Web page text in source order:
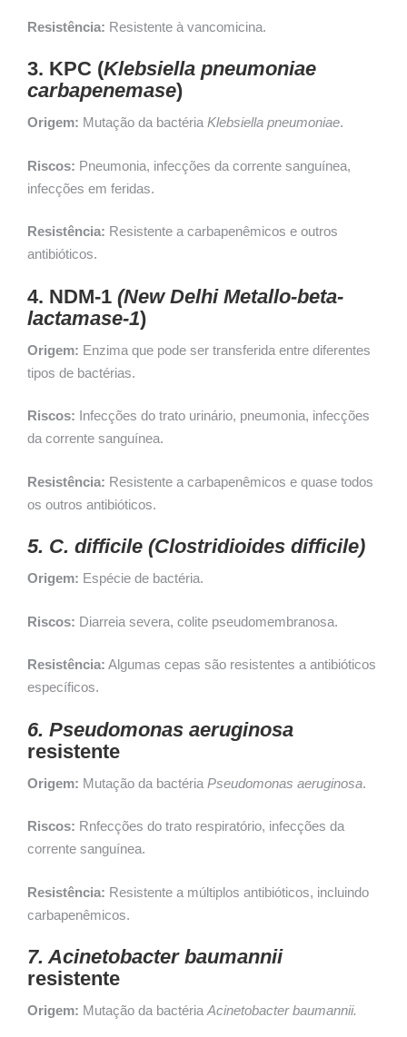
Resistência: Resistente à vancomicina.
3. KPC (Klebsiella pneumoniae
carbapenemase)
Origem: Mutação da bactéria Klebsiella pneumoniae.
Riscos: Pneumonia, infecções da corrente sanguínea,
infecções em feridas.
Resistência: Resistente a carbapenêmicos e outros
antibióticos.
4. NDM-1 (New Delhi Metallo-beta-
lactamase-1)
Origem: Enzima que pode ser transferida entre diferentes
tipos de bactérias.
Riscos: Infecções do trato urinário, pneumonia, infecções
da corrente sanguínea.
Resistência: Resistente a carbapenêmicos e quase todos
os outros antibióticos.
5. C. difficile (Clostridioides difficile)
Origem: Espécie de bactéria.
Riscos: Diarreia severa, colite pseudomembranosa.
Resistência: Algumas cepas são resistentes a antibióticos
específicos.
6. Pseudomonas aeruginosa
resistente
Origem: Mutação da bactéria Pseudomonas aeruginosa.
Riscos: Rnfecções do trato respiratório, infecções da
corrente sanguínea.
Resistência: Resistente a múltiplos antibióticos, incluindo
carbapenêmicos.
7. Acinetobacter baumannii
resistente
Origem: Mutação da bactéria Acinetobacter baumannii.